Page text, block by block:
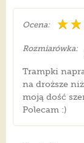
Ocena:
Rozmiarówka:
Trampki
na droższe
moją dość
Polecam :)